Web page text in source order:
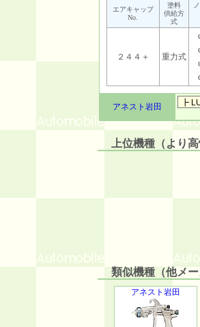
エアキャップ
No.
塗料
供給方
式
２４４＋ 重力式
アネスト岩田
上位機種（より高
類似機種（他メー
アネスト岩田